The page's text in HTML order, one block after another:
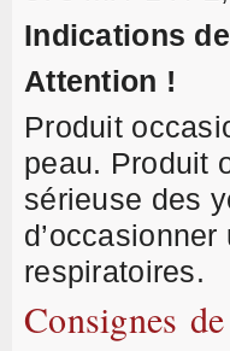
Indications
Attention !
Produit
peau. Produit
sérieuse des
respiratoires.
Consignes